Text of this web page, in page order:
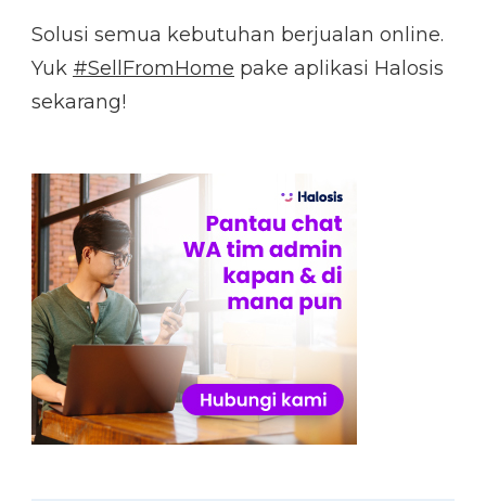
Solusi semua kebutuhan berjualan online.
Yuk #SellFromHome pake aplikasi Halosis
sekarang!